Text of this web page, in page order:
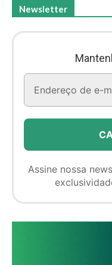
Newsletter
Assine nossa